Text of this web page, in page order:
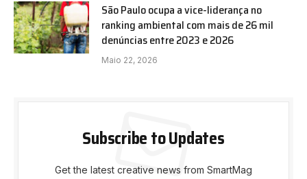
São Paulo ocupa a vice-liderança no
ranking ambiental com mais de 26 mil
denúncias entre 2023 e 2026
Maio 22, 2026
Subscribe to Updates
Get the latest creative news from SmartMag